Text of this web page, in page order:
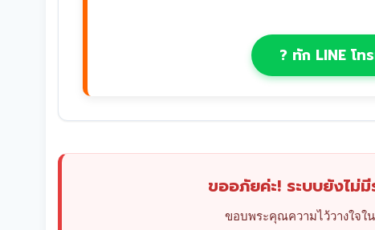
? ทัก LINE โท
ขออภัยค่ะ! ระบบยังไม่มี
ขอบพระคุณความไว้วางใจใ